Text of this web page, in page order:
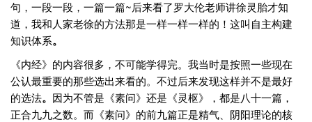
句，一段一段，一篇一篇~后来看了罗大伦老师讲徐灵胎才知
道，我和人家老徐的方法那是一样一样一样的！这叫自主构建
知识体系。
《内经》的内容很多，不可能学得完。我当时是按照一些现在
公认最重要的那些选出来看的。不过后来发现这样并不是最好
的选法。 因为不管是《素问》还是《灵枢》，都是八十一篇，
正合九九之数。而《素问》的前九篇正是精气、阴阳理论的核